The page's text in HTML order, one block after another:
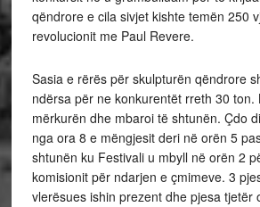
qëndrore e cila sivjet kishte temën 250
revolucionit me Paul Revere.
Sasia e rërës për skulpturën qëndrore
ndërsa për ne konkurentët rreth 30 ton.
mërkurën dhe mbaroi të shtunën. Çdo
nga ora 8 e mëngjesit deri në orën 5
shtunën ku Festivali u mbyll në orën 2
komisionit për ndarjen e çmimeve. 3
vlerësues ishin prezent dhe pjesa tjetër